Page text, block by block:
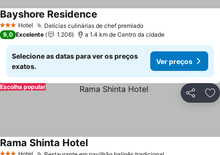
3 EstrelasHotel Delícias culinárias de chef premiado
Bayshore Residence
9,0 Excelente 1.206 a 1.4 km de Centro da cidade
Selecione as datas para ver os preços
exatos.
Ver preços
Partilhar
Escolha popular
Hotel
Rama Shinta Hotel